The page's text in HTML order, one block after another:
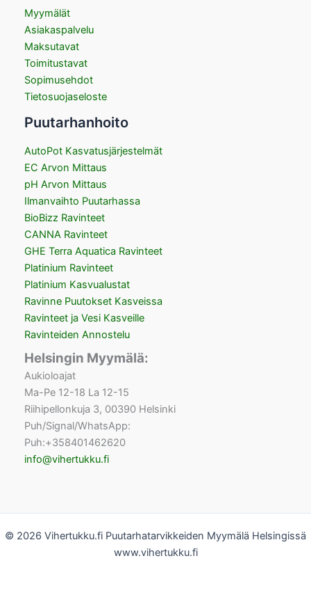
Myymälät
Asiakaspalvelu
Maksutavat
Toimitustavat
Sopimusehdot
Tietosuojaseloste
Puutarhanhoito
AutoPot Kasvatusjärjestelmät
EC Arvon Mittaus
pH Arvon Mittaus
Ilmanvaihto Puutarhassa
BioBizz Ravinteet
CANNA Ravinteet
GHE Terra Aquatica Ravinteet
Platinium Ravinteet
Platinium Kasvualustat
Ravinne Puutokset Kasveissa
Ravinteet ja Vesi Kasveille
Ravinteiden Annostelu
Helsingin Myymälä:
Aukioloajat
Ma-Pe 12-18 La 12-15
Riihipellonkuja 3, 00390 Helsinki
Puh/Signal/WhatsApp:
Puh:+358401462620
info@vihertukku.fi
© 2026 Vihertukku.fi Puutarhatarvikkeiden Myymälä Helsingissä
www.vihertukku.fi